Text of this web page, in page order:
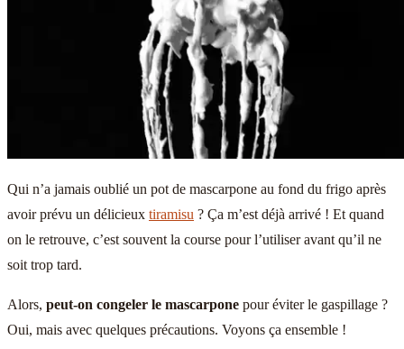
Qui n’a jamais oublié un pot de mascarpone au fond du frigo après
avoir prévu un délicieux tiramisu ? Ça m’est déjà arrivé ! Et quand
on le retrouve, c’est souvent la course pour l’utiliser avant qu’il ne
soit trop tard.
Alors, peut-on congeler le mascarpone pour éviter le gaspillage ?
Oui, mais avec quelques précautions. Voyons ça ensemble !